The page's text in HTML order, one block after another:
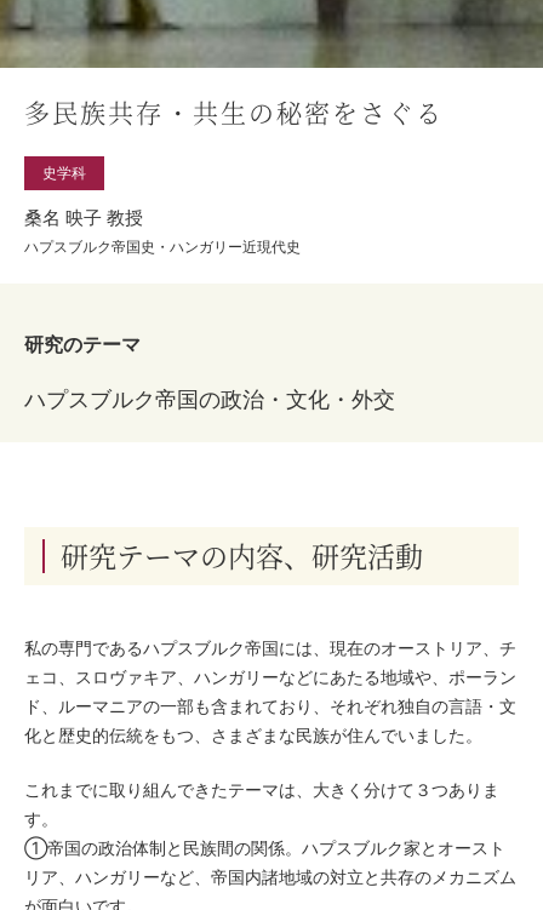
多民族共存・共生の秘密をさぐる
史学科
桑名 映子 教授
ハプスブルク帝国史・ハンガリー近現代史
研究のテーマ
ハプスブルク帝国の政治・文化・外交
研究テーマの内容、研究活動
私の専門であるハプスブルク帝国には、現在のオーストリア、チ
ェコ、スロヴァキア、ハンガリーなどにあたる地域や、ポーラン
ド、ルーマニアの一部も含まれており、それぞれ独自の言語・文
化と歴史的伝統をもつ、さまざまな民族が住んでいました。
これまでに取り組んできたテーマは、大きく分けて３つありま
す。
①帝国の政治体制と民族間の関係。ハプスブルク家とオースト
リア、ハンガリーなど、帝国内諸地域の対立と共存のメカニズム